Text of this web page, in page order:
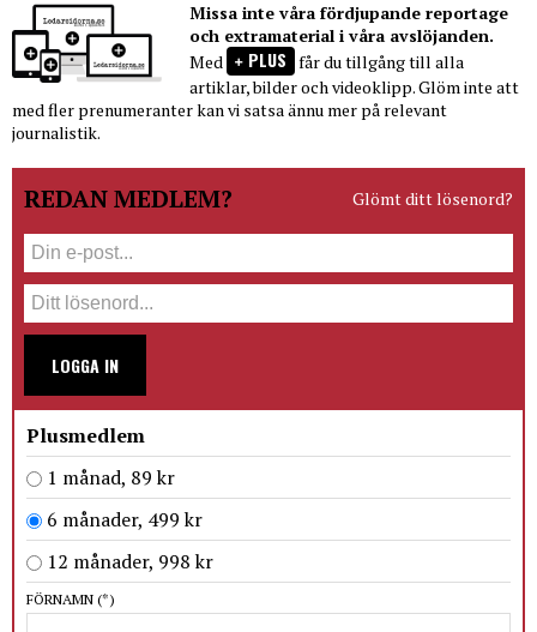
Missa inte våra fördjupande reportage
och extramaterial i våra avslöjanden.
Med
PLUS får du tillgång till alla
artiklar, bilder och videoklipp. Glöm inte att
med fler prenumeranter kan vi satsa ännu mer på relevant
journalistik.
REDAN MEDLEM? Glömt ditt lösenord?
LOGGA IN
Plusmedlem
1 månad, 89 kr
6 månader, 499 kr
12 månader, 998 kr
FÖRNAMN (*)